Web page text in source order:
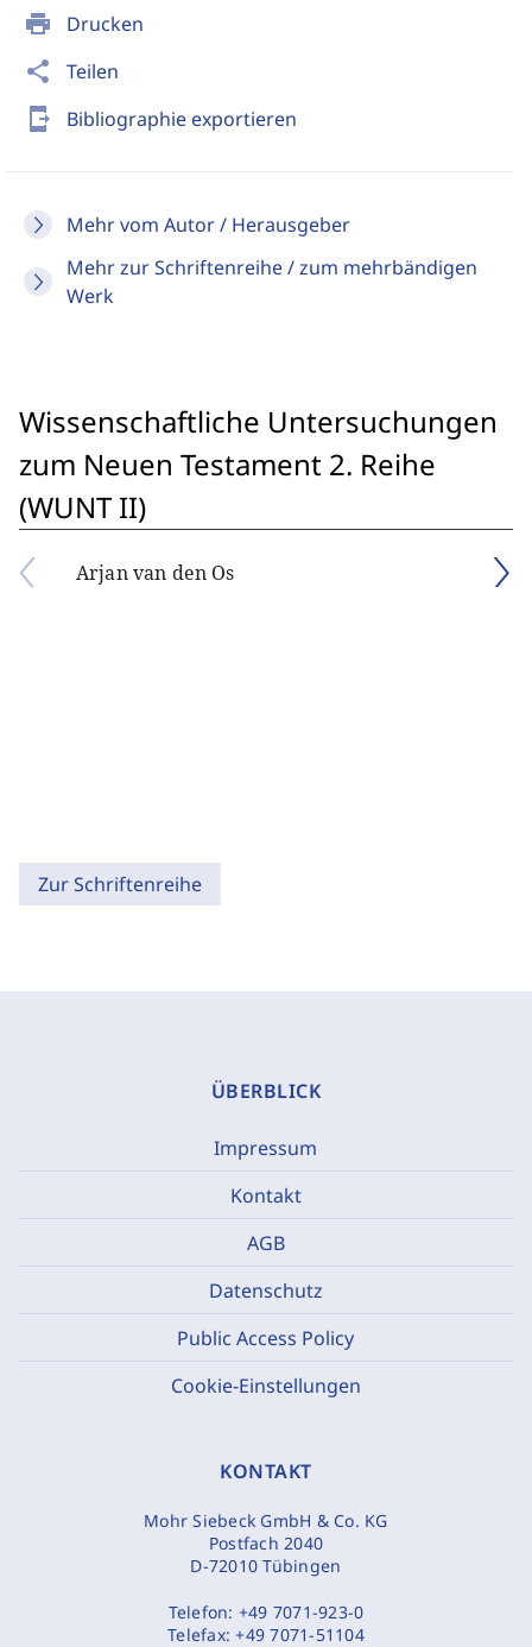
print Drucken
share Teilen
send_to_mobile Bibliographie exportieren
Mehr vom Autor / Herausgeber
Mehr zur Schriftenreihe / zum mehrbändigen
Werk
Wissenschaftliche Untersuchungen
zum Neuen Testament 2. Reihe
(WUNT II)
Arjan van den Os
Zur Schriftenreihe
ÜBERBLICK
Impressum
Kontakt
AGB
Datenschutz
Public Access Policy
Cookie-Einstellungen
KONTAKT
Mohr Siebeck GmbH & Co. KG
Postfach 2040
D-72010 Tübingen
Telefon: +49 7071-923-0
Telefax:+49 7071-51104